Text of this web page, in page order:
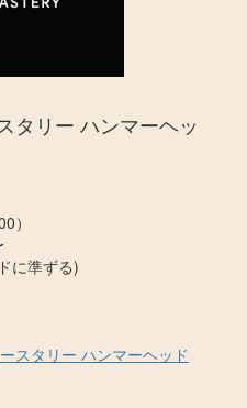
タリー ハンマーヘッ
）
に準ずる)
スタリー ハンマーヘッド